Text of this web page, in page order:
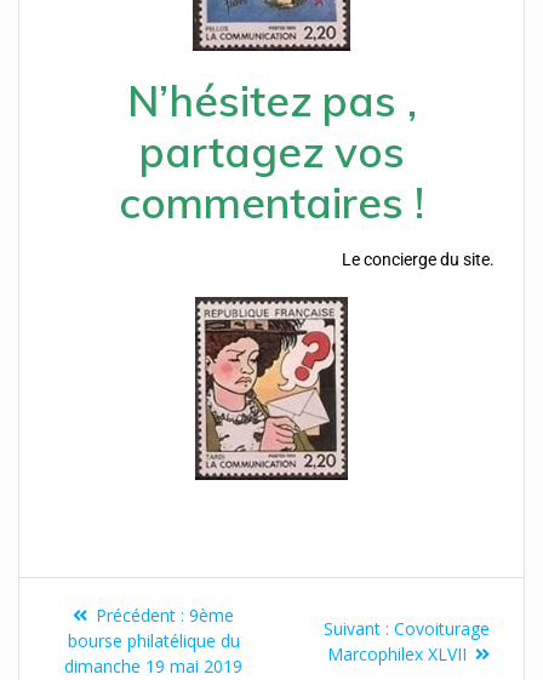
N’hésitez pas ,
partagez vos
commentaires !
Le concierge du site.
Précédent : 9ème
bourse philatélique du
dimanche 19 mai 2019
Suivant : Covoiturage
Marcophilex XLVII